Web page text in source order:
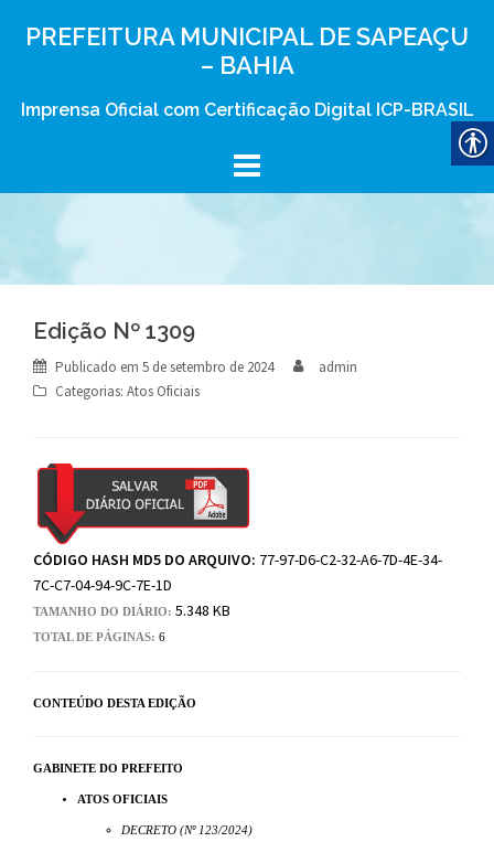
PREFEITURA MUNICIPAL DE SAPEAÇU
– BAHIA
Imprensa Oficial com Certificação Digital ICP-BRASIL
Edição Nº 1309
Publicado em 5 de setembro de 2024
admin
Categorias: Atos Oficiais
CÓDIGO HASH MD5 DO ARQUIVO: 77-97-D6-C2-32-A6-7D-4E-34-
7C-C7-04-94-9C-7E-1D
TAMANHO DO DIÁRIO: 5.348 KB
TOTAL DE PÁGINAS: 6
CONTEÚDO DESTA EDIÇÃO
GABINETE DO PREFEITO
ATOS OFICIAIS
DECRETO (Nº 123/2024)